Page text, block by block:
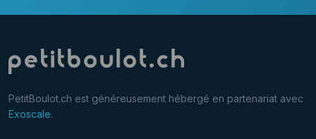
PetitBoulot.ch est généreusement hébergé en partenariat avec
Exoscale.